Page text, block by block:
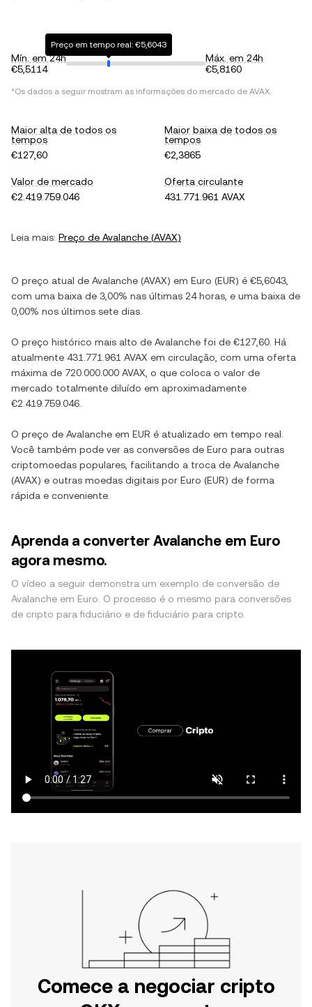
Mín. em 24h
€5,5114
Preço em tempo real: €5,6043
Máx. em 24h
€5,8160
*Os dados a seguir mostram as informações do mercado de AVAX.
Maior alta de todos os
tempos
€127,60
Maior baixa de todos os
tempos
€2,3865
Valor de mercado
€2.419.759.046
Oferta circulante
431.771.961 AVAX
Leia mais: Preço de Avalanche (AVAX)
O preço atual de Avalanche (AVAX) em Euro (EUR) é €5,6043
com uma baixa de 3,00% nas últimas 24 horas, e uma baixa de
0,00% nos últimos sete dias.
O preço histórico mais alto de Avalanche foi de €127,60 . Há
atualmente 431.771.961 AVAX em circulação, com uma oferta
máxima de 720.000.000 AVAX , o que coloca o valor de
mercado totalmente diluído em aproximadamente
€2.419.759.046
O preço de Avalanche em EUR é atualizado em tempo real.
Você também pode ver as conversões de Euro para outras
criptomoedas populares, facilitando a troca de Avalanche
(AVAX) e outras moedas digitais por Euro (EUR) de forma
rápida e conveniente.
Aprenda a converter Avalanche em Euro
agora mesmo.
O vídeo a seguir demonstra um exemplo de conversão de
Avalanche em Euro. O processo é o mesmo para conversões
de cripto para fiduciário e de fiduciário para cripto.
Comece a negociar cripto